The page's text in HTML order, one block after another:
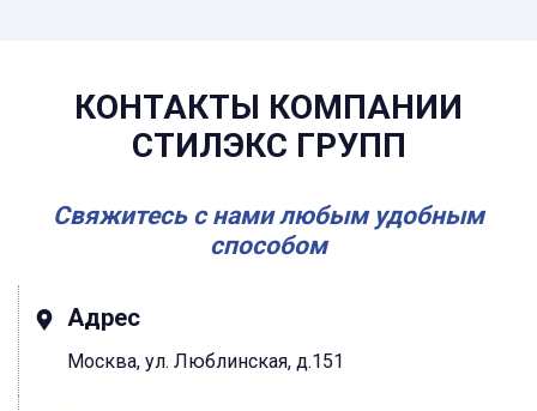
КОНТАКТЫ КОМПАНИИ
СТИЛЭКС ГРУПП
Свяжитесь с нами любым удобным
способом
Адрес
Москва, ул. Люблинская, д.151